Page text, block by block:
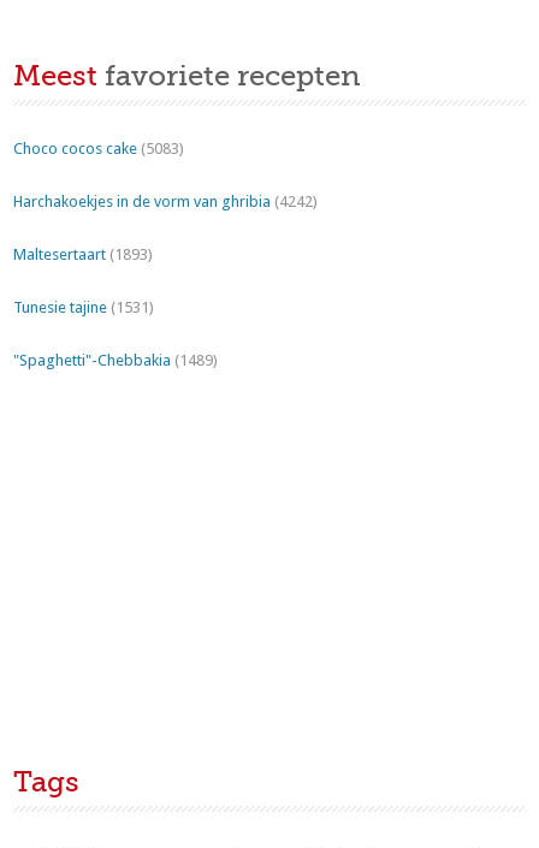
Meest favoriete recepten
Choco cocos cake (5083)
Harchakoekjes in de vorm van ghribia (4242)
Maltesertaart (1893)
Tunesie tajine (1531)
"Spaghetti"-Chebbakia (1489)
Tags